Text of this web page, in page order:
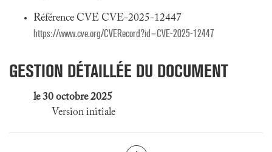
Référence CVE CVE-2025-12447
https://www.cve.org/CVERecord?id=CVE-2025-12447
GESTION DÉTAILLÉE DU DOCUMENT
le 30 octobre 2025
Version initiale